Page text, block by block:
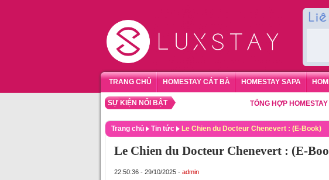
TRANG CHỦ HOMESTAY CÁT BÀ HOMESTAY SAPA
SỰ KIỆN NỔI BẬT TỔNG HỢP HOMESTAY
Trang chủ Tin tức Le Chien du Docteur Chenevert : (E-Book)
Le Chien du Docteur Chenevert : (E-
22:50:36 - 29/10/2025 - admin